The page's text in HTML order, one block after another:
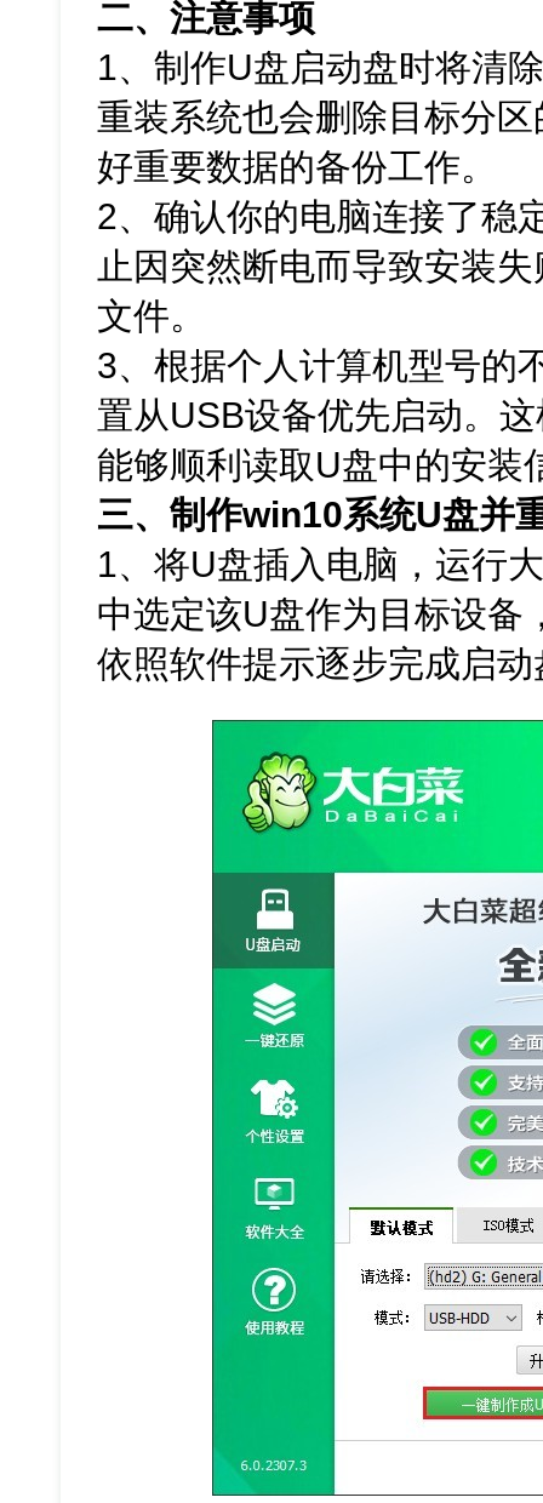
二、注意事项
1、制作U盘启动盘时将清
重装系统也会删除目标分
好重要数据的备份工作。
2、确认你的电脑连接了稳
止因突然断电而导致安装
文件。
3、根据个人计算机型号的
置从USB设备优先启动。
能够顺利读取U盘中的安装
三、制作win10系统U盘并
1、将U盘插入电脑，运行
中选定该U盘作为目标设备
依照软件提示逐步完成启